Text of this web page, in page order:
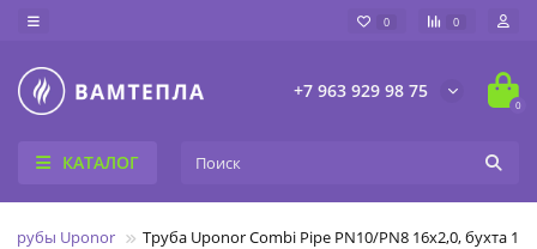
0 0
+7 963 929 98 75
0
КАТАЛОГ
Трубы Uponor Труба Uponor Combi Pipe PN10/PN8 16x2,0, бухта